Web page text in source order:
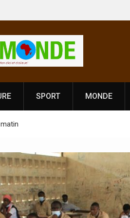
l’opérateur culturel Soldat
SPORT MONDE